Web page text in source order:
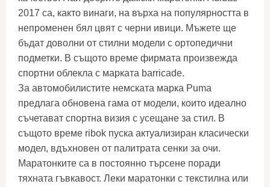
2017 са, както винаги, на върха на популярността в
непроменен бял цвят с черни ивици. Мъжете ще
бъдат доволни от стилни модели с ортопедични
подметки. В същото време фирмата произвежда
спортни облекла с марката barricade.
За автомобилистите немската марка Puma
предлага обновена гама от модели, които идеално
съчетават спортна визия с усещане за стил. В
същото време ribok пуска актуализиран класически
модел, вдъхновен от палитрата сенки за очи.
Маратонките са в постоянно търсене поради
тяхната гъвкавост. Леки маратонки с текстилна или